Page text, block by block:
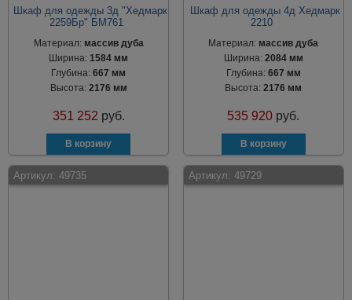
Шкаф для одежды 3д "Хедмарк
2259Бр" БМ761
Материал: массив дуба
Ширина:1584 мм
Глубина:667 мм
Высота: 2176 мм
351 252 руб.
Шкаф для одежды 4д Хедмарк
2210
Материал: массив дуба
Ширина: 2084 мм
Глубина: 667 мм
Высота:2176 мм
535 920 руб.
Артикул: 49735 Артикул: 49729